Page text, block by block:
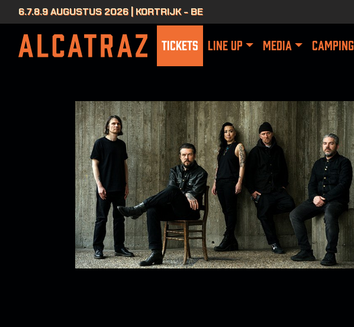
6.7.8.9 AUGUSTUS 2026 | KORTRIJK - BE
TICKETS LINE UP MEDIA CAMPING